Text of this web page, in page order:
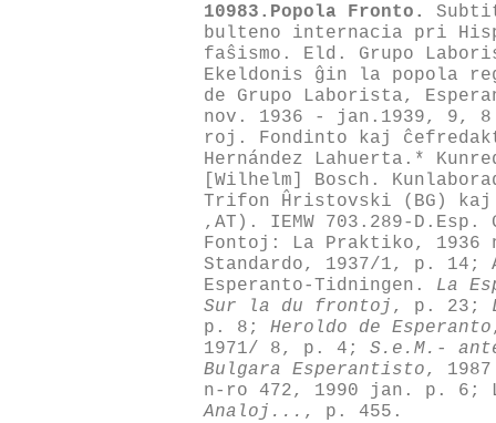
10983.Popola Fronto.
bulteno internacia pri
faŝismo. Eld. Grupo
Ekeldonis ĝin la popola
de Grupo Laborista,
nov. 1936 - jan.1939, 9,
roj. Fondinto kaj
Hernández Lahuerta.*
[Wilhelm] Bosch.
Trifon Ĥristovski (BG) kaj
,AT). IEMW 703.289-D.Esp.
Fontoj: La Praktiko, 1936
Standardo, 1937/1, p. 14;
Esperanto-Tidningen. La
Sur la du frontoj , p. 23;
p. 8; Heroldo de Esperanto
1971/ 8, p. 4; S.e.M.-
Bulgara Esperantisto,
n-ro 472, 1990 jan. p. 6;
Analoj... , p. 455.